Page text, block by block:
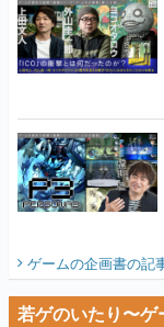
ゲームの企画書の記
若ゲのいたり〜